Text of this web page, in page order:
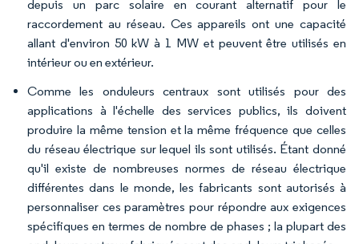
depuis un parc solaire en courant alternatif pour le
raccordement au réseau. Ces appareils ont une capacité
allant d'environ 50 kW à 1 MW et peuvent être utilisés en
intérieur ou en extérieur.
Comme les onduleurs centraux sont utilisés pour des
applications à l'échelle des services publics, ils doivent
produire la même tension et la même fréquence que celles
du réseau électrique sur lequel ils sont utilisés. Étant donné
qu'il existe de nombreuses normes de réseau électrique
différentes dans le monde, les fabricants sont autorisés à
personnaliser ces paramètres pour répondre aux exigences
spécifiques en termes de nombre de phases ; la plupart des